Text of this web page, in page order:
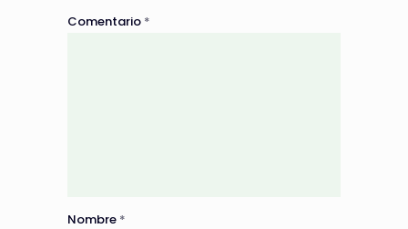
Comentario *
Nombre *